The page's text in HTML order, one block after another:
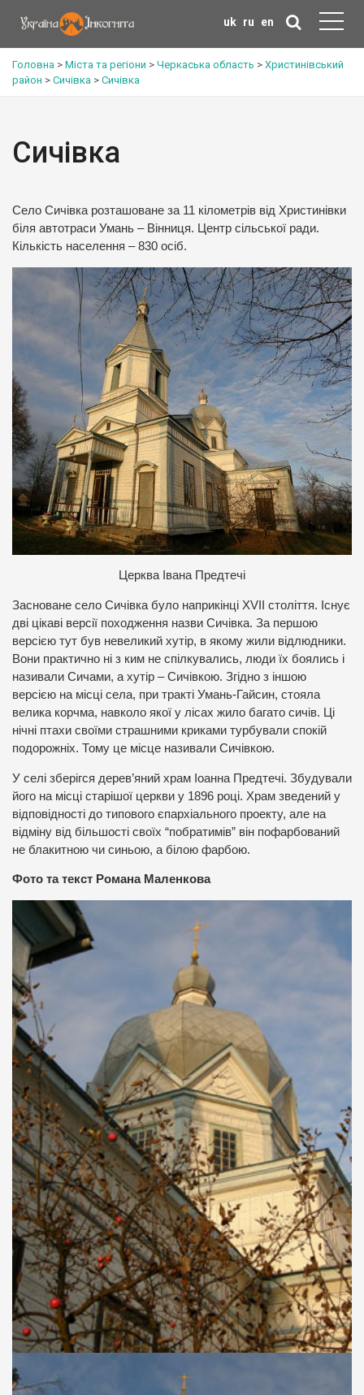
uk ru en
Головна > Міста та регіони > Черкаська область > Христинівський
район > Сичівка > Сичівка
Сичівка
Село Сичівка розташоване за 11 кілометрів від Христинівки
біля автотраси Умань – Вінниця. Центр сільської ради.
Кількість населення – 830 осіб.
Церква Івана Предтечі
Засноване село Сичівка було наприкінці XVIІ століття. Існує
дві цікаві версії походження назви Сичівка. За першою
версією тут був невеликий хутір, в якому жили відлюдники.
Вони практично ні з ким не спілкувались, люди їх боялись і
називали Сичами, а хутір – Сичівкою. Згідно з іншою
версією на місці села, при тракті Умань-Гайсин, стояла
велика корчма, навколо якої у лісах жило багато сичів. Ці
нічні птахи своїми страшними криками турбували спокій
подорожніх. Тому це місце називали Сичівкою.
У селі зберігся дерев’яний храм Іоанна Предтечі. Збудували
його на місці старішої церкви у 1896 році. Храм зведений у
відповідності до типового єпархіального проекту, але на
відміну від більшості своїх “побратимів” він пофарбований
не блакитною чи синьою, а білою фарбою.
Фото та текст Романа Маленкова